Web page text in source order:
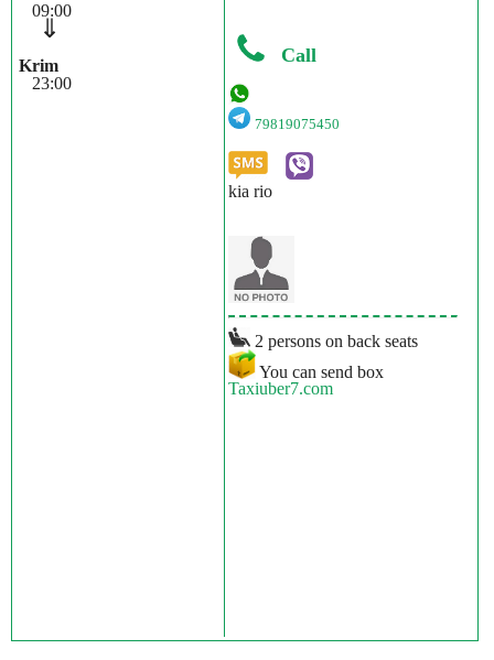
09:00
⇓
Krim
23:00
Call
79819075450
kia rio
2 persons on back seats
You can send box
Taxiuber7.com